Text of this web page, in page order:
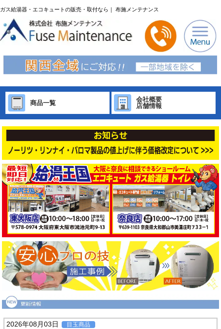
ガス給湯器・エコキュートの販売・取付なら｜ 布施メンテナンス
商品一覧
会社概要
店舗情報
2026年08月03日 目玉商品